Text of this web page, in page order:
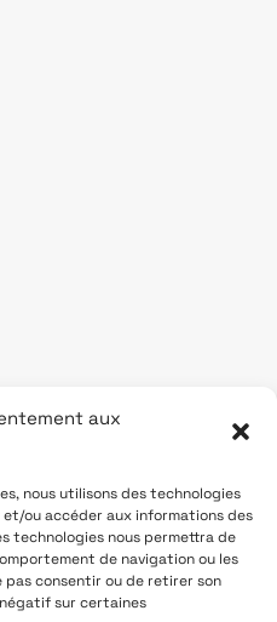
aux
nous utilisons des technologies
ou accéder aux informations des
technologies nous permettra de
de navigation ou les
pas consentir ou de retirer son
sur certaines
Données personnelles